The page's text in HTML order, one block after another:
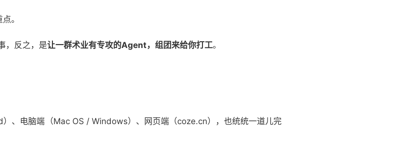
。
，反之，是让一群术业有专攻的Agent，组团来给你打工。
、电脑端（Mac OS / Windows）、网页端（coze.cn），也统统一道儿完